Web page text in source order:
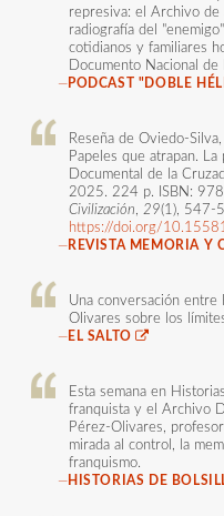
represiva: el Archivo de
radiografía del
cotidianos y familiares
Documento Nacional de
—PODCAST "DOBLE
Reseña de Oviedo-
Papeles que atrapan.
Documental de la
2025. 224 p. ISBN:
Civilización,29(1), 547-
https://doi.org/
—REVISTA MEMORIA Y
Una conversación entre
Olivares sobre los
—EL SALTO
Esta semana en
franquista y el Archivo
Pérez-Olivares,
mirada al control, la
franquismo.
—HISTORIAS DE